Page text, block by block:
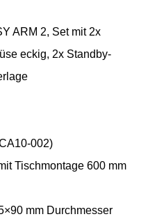
ARM 2, Set mit 2x
eckig, 2x Standby-
002)
Tischmontage 600 mm
mm Durchmesser